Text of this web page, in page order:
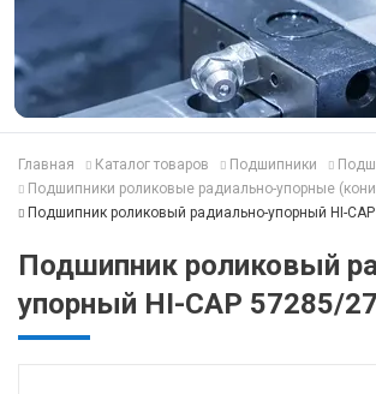
Главная Каталог товаров Подшипники
Подшипники роликовые радиально-упорные
Подшипник роликовый радиально-упорный HI-
Подшипник роликовый
упорный HI-CAP 57285/